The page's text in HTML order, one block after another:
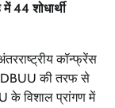
44 शोधार्थी
कॉन्फ्रेंस
की तरफ से
के विशाल प्रांगण में